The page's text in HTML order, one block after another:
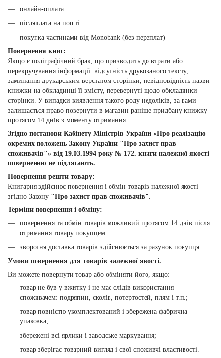
онлайн-оплата
післяплата на пошті
покупка частинами від Monobank (без переплат)
Повернення книг:
Якщо є поліграфічний брак, що призводить до втрати або
перекручування інформації: відсутність друкованого тексту,
заминання друкарським верстатом сторінки, невідповідність назви
книжки на обкладинці її змісту, перевернуті щодо обкладинки
сторінки. У випадки виявлення такого роду недоліків, за вами
залишається право повернути в магазин раніше придбану книжку
протягом 14 днів з моменту отримання.
Згідно постанови Кабінету Міністрів України «Про реалізацію
окремих положень Закону України "Про захист прав
споживачів"» від 19.03.1994 року № 172. книги належної якості
поверненню не підлягають.
Повернення решти товару:
Книгарня здійснює повернення і обмін товарів належної якості
згідно Закону "Про захист прав споживачів".
Терміни повернення і обміну:
повернення та обмін товарів можливий протягом 14 днів після
отримання товару покупцем.
зворотня доставка товарів здійснюється за рахунок покупця.
Умови повернення для товарів належної якості.
Ви можете повернути товар або обміняти його, якщо:
товар не був у вжитку і не має слідів використання
споживачем: подряпин, сколів, потертостей, плям і т.п.;
товар повністю укомплектований і збережена фабрична
упаковка;
збережені всі ярлики і заводське маркування;
товар зберігає товарний вигляд і свої споживчі властивості.